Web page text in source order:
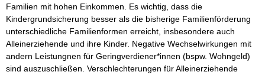
Familien mit hohen Einkommen. Es wichtig, dass die
Kindergrundsicherung besser als die bisherige Familienförderung
unterschiedliche Familienformen erreicht, insbesondere auch
Alleinerziehende und ihre Kinder. Negative Wechselwirkungen mit
andern Leistungnen für Geringverdiener*innen (bspw. Wohngeld)
sind auszuschließen. Verschlechterungen für Alleinerziehende